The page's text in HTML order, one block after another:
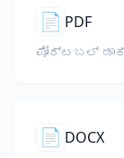
📄 PDF
ಪೋರ್ಟಬಲ್
📄 DOCX